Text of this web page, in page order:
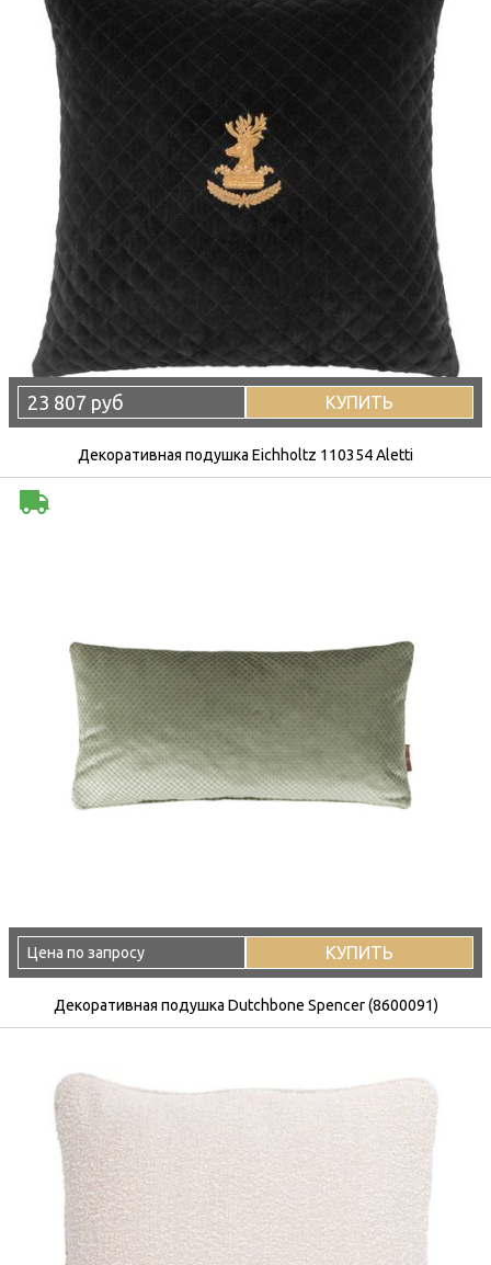
23 807 руб КУПИТЬ
Декоративная подушка Eichholtz 110354 Aletti
Цена по запросу КУПИТЬ
Декоративная подушка Dutchbone Spencer (8600091)